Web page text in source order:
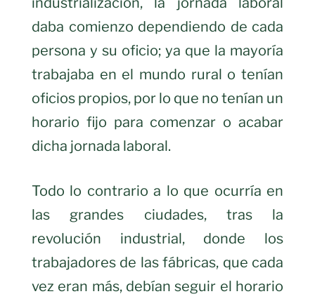
daba comienzo dependiendo de cada
persona y su oficio; ya que la mayoría
trabajaba en el mundo rural o tenían
oficios propios, por lo que no tenían un
horario fijo para comenzar o acabar
dicha jornada laboral.
Todo lo contrario a lo que ocurría en
las grandes ciudades, tras la
revolución industrial, donde los
trabajadores de las fábricas, que cada
vez eran más, debían seguir el horario